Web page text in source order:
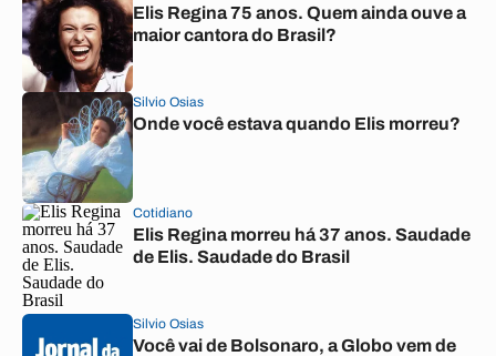
Elis Regina 75 anos. Quem ainda ouve a
maior cantora do Brasil?
Silvio Osias
Onde você estava quando Elis morreu?
Cotidiano
Elis Regina morreu há 37 anos. Saudade
de Elis. Saudade do Brasil
Silvio Osias
Você vai de Bolsonaro, a Globo vem de